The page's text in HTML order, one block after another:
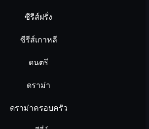
ซีรีส์ฝรั่ง
ซีรีส์เกาหลี
ดนตรี
ดราม่า
ดราม่าครอบครัว